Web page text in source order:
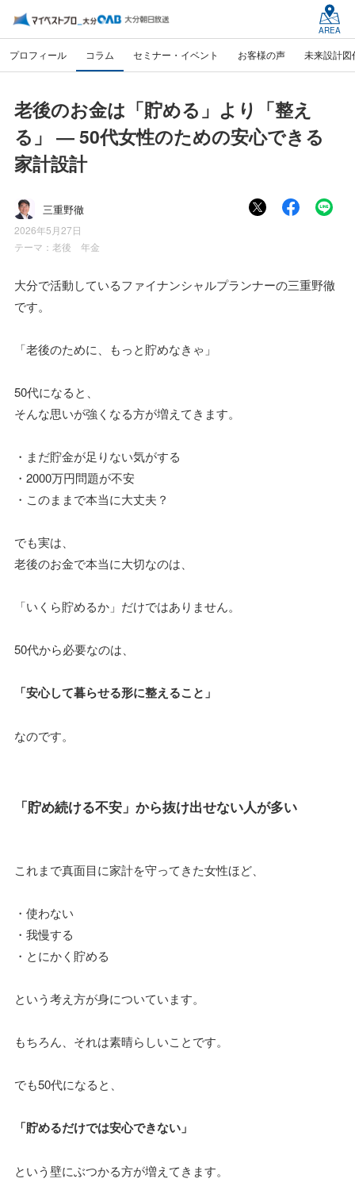
AREA
プロフィール コラム セミナー・イベント お客様の声 未来設計図
老後のお金は「貯める」より「整え
る」 ― 50代女性のための安心できる
家計設計
三重野徹
2026年5月27日
テーマ： 老後 年金
大分で活動しているファイナンシャルプランナーの三重野徹
です。
「老後のために、もっと貯めなきゃ」
50代になると、
そんな思いが強くなる方が増えてきます。
・まだ貯金が足りない気がする
・2000万円問題が不安
・このままで本当に大丈夫？
でも実は、
老後のお金で本当に大切なのは、
「いくら貯めるか」だけではありません。
50代から必要なのは、
「安心して暮らせる形に整えること」
なのです。
「貯め続ける不安」から抜け出せない人が多い
これまで真面目に家計を守ってきた女性ほど、
・使わない
・我慢する
・とにかく貯める
という考え方が身についています。
もちろん、それは素晴らしいことです。
でも50代になると、
「貯めるだけでは安心できない」
という壁にぶつかる方が増えてきます。